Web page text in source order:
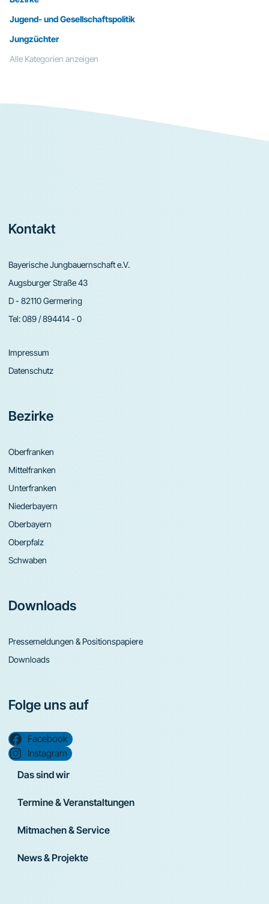
Jugend- und Gesellschaftspolitik
Jungzüchter
Alle Kategorien anzeigen
Footer
Kontakt
Bayerische Jungbauernschaft e.V.
Augsburger Straße 43
D - 82110 Germering
Tel:089 / 894414 - 0
Impressum
Datenschutz
Bezirke
Oberfranken
Mittelfranken
Unterfranken
Niederbayern
Oberbayern
Oberpfalz
Schwaben
Downloads
Pressemeldungen & Positionspapiere
Downloads
Folge uns auf
Facebook
Instagram
Das sind wir
Termine & Veranstaltungen
Mitmachen & Service
News & Projekte